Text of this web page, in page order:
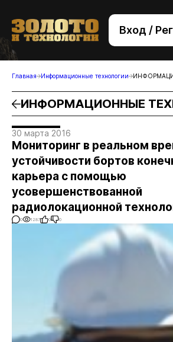
Вход /
+7 (495) 221-76-
bsv@zolteh.ru
Главная Информационные технологии
ИНФОРМАЦИОННЫЕ
30 марта 2016
Мониторинг в реальном
устойчивости бортов
карьера с помощью
усовершенствованной
радиолокационной
0 1287 0 0